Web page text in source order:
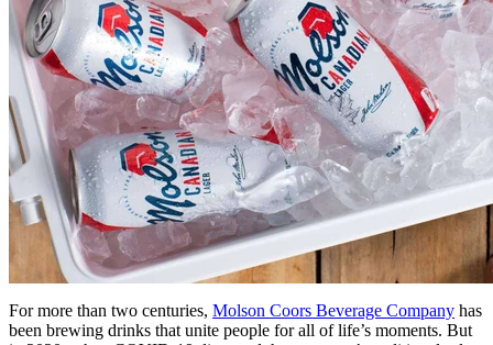
For more than two centuries, Molson Coors Beverage Company has
been brewing drinks that unite people for all of life’s moments. But